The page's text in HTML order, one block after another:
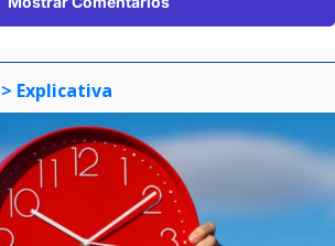
> Explicativa